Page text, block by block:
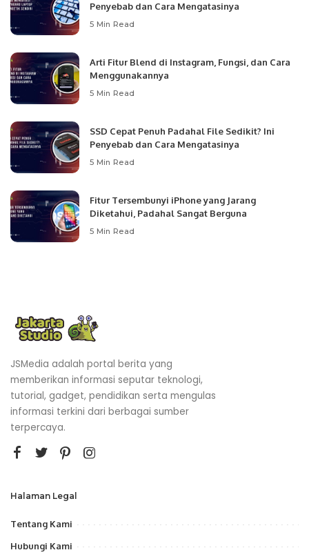
Penyebab dan Cara Mengatasinya
5 Min Read
Arti Fitur Blend di Instagram, Fungsi, dan Cara
Menggunakannya
5 Min Read
SSD Cepat Penuh Padahal File Sedikit? Ini
Penyebab dan Cara Mengatasinya
5 Min Read
Fitur Tersembunyi iPhone yang Jarang
Diketahui, Padahal Sangat Berguna
5 Min Read
JSMedia adalah portal berita yang
memberikan informasi seputar teknologi,
tutorial, gadget, pendidikan serta mengulas
informasi terkini dari berbagai sumber
terpercaya.
Halaman Legal
Tentang Kami
Hubungi Kami